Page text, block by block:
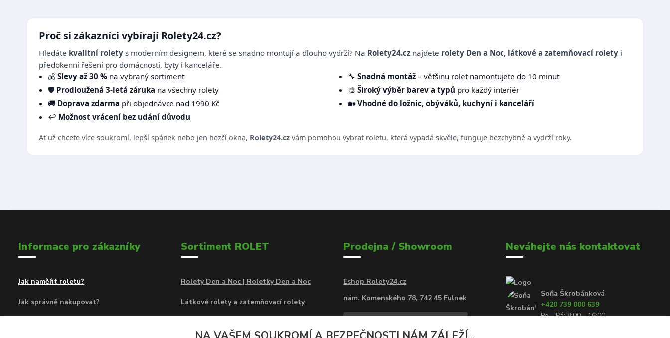
Proč si zákazníci vybírají Rolety24.cz?
Hledáte kvalitní rolety s moderním designem, které se snadno montují a dlouho vydrží? Na Rolety24.cz najdete rolety Den a Noc, látkové a zatemňovací rolety i
předokenní řešení pro domácnosti, byty i kanceláře.
💰 Slevy až 30 %na vybraný sortiment
🛡️ Prodloužená 3-letá záruka na všechny rolety
🚚 Doprava zdarma při objednávce nad 1990 Kč
↩️ Možnost vrácení bez udání důvodu
🔧 Snadná montáž– většinu rolet namontujete do 10 minut
🎨 Široký výběr barev a typů pro každý interiér
🏡Vhodné do ložnic, obýváků, kuchyní i kanceláří
Ať už chcete více soukromí, lepší spánek nebo jen hezčí okna, Rolety24.cz vám pomohou vybrat roletu, která vypadá skvěle, funguje bezchybně a vydrží roky.
Informace pro zákazníky
Jak naměřit roletu?
Jak správně nakupovat?
Sortiment ROLET
Rolety Den a Noc | Roletky Den a Noc
Látkové rolety a zatemňovací rolety
Prodejna / Showroom
Eshop Rolety24.cz
nám. Komenského 78, 742 45 Fulnek
Neváhejte nás kontaktovat
Soňa Škrobánková
+420 739 000 639
Po - Pá: 8:00 - 16:00